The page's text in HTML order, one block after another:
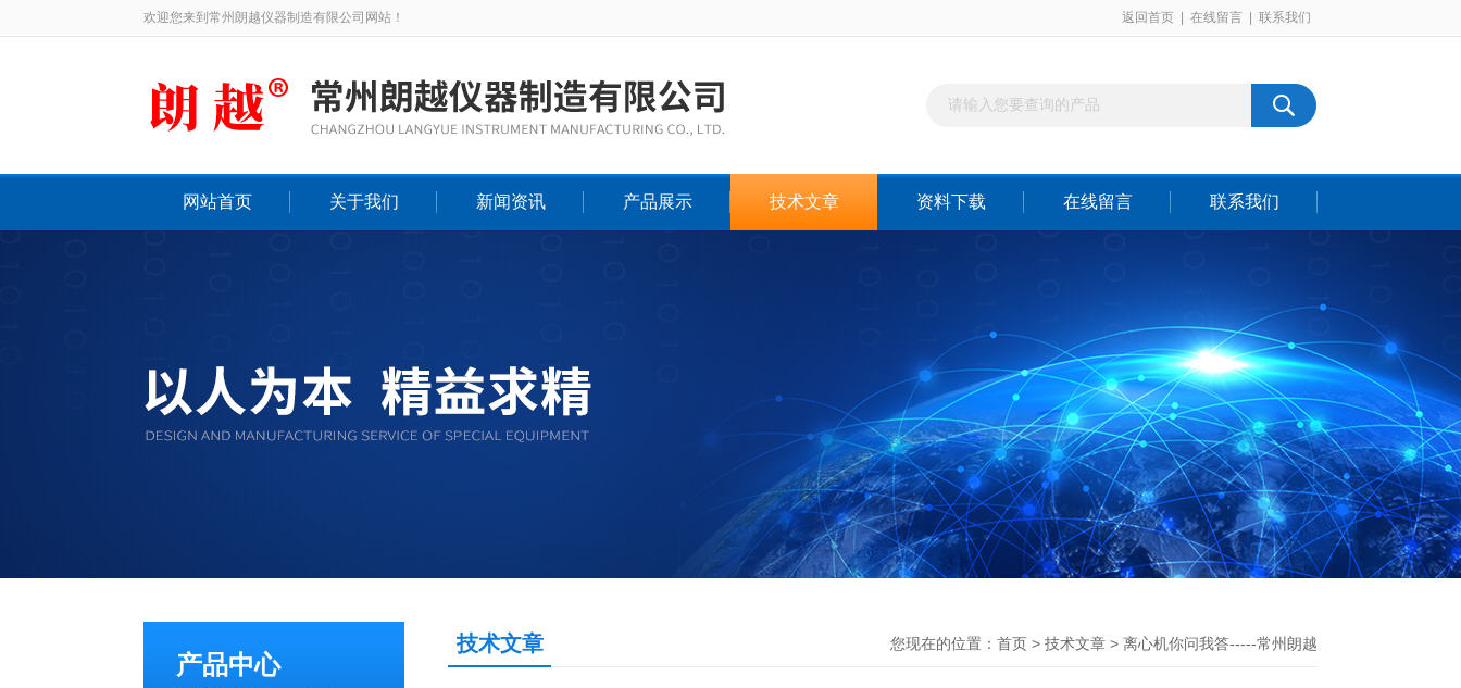
欢迎您来到常州朗越仪器制造有限公司网站！ 返回首页 在线留言 联系我们
网站首页 关于我们 新闻资讯 产品展示 技术文章 资料下载 在线留言 联系我们
产品中心
技术文章 您现在的位置： 首页 > 技术文章 > 离心机你问我答-----常州朗越